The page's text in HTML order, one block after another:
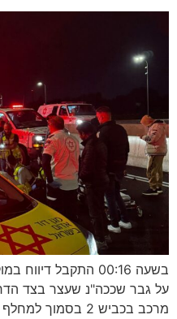
על גבר שככה"נ שעצר בצד
מרכב בכביש 2